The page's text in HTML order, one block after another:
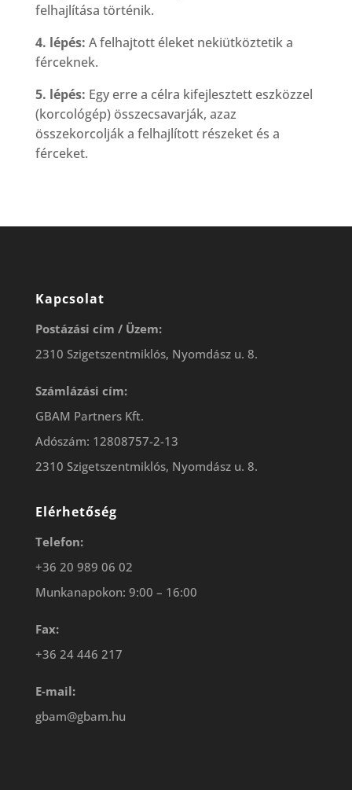
felhajlítása történik.
4. lépés: A felhajtott éleket nekiütköztetik a
férceknek.
5. lépés: Egy erre a célra kifejlesztett eszközzel
(korcológép) összecsavarják, azaz
összekorcolják a felhajlított részeket és a
férceket.
Kapcsolat
Postázási cím / Üzem:
2310 Szigetszentmiklós, Nyomdász u. 8.
Számlázási cím:
GBAM Partners Kft.
Adószám: 12808757-2-13
2310 Szigetszentmiklós, Nyomdász u. 8.
Elérhetőség
Telefon:
+36 20 989 06 02
Munkanapokon: 9:00 – 16:00
Fax:
+36 24 446 217
E-mail:
gbam@gbam.hu